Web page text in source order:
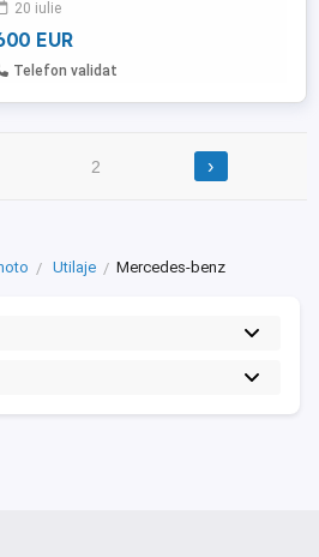
20 iulie
EUR
Telefon validat
2 ›
Utilaje Mercedes-benz